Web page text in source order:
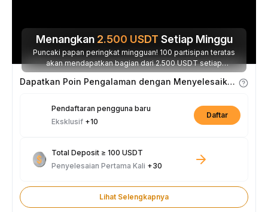
Menangkan 2.500 USDT Setiap Minggu
Puncaki papan peringkat mingguan! 100 partisipan teratas
akan mendapatkan bagian dari 2.500 USDT setiap
minggunya.
Dapatkan Poin Pengalaman dengan Menyelesaikan Tugas
Pendaftaran pengguna baru
Eksklusif +10
Daftar
Total Deposit ≥ 100 USDT
Penyelesaian Pertama Kali +30
Lihat Selengkapnya